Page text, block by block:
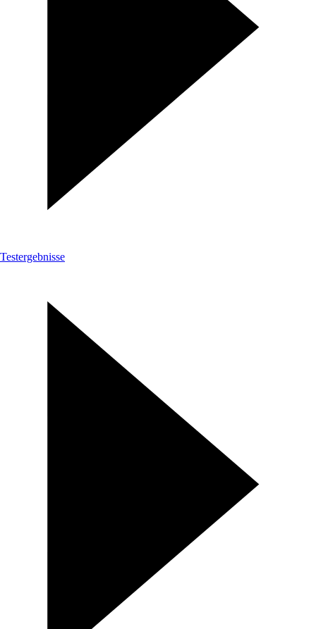
Testergebnisse